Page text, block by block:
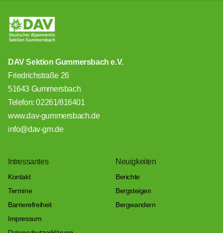
DAV Sektion Gummersbach e.V.
Friedrichstraße 26
51643 Gummersbach
Telefon: 02261/816401
www.dav-gummersbach.de
info@dav-gm.de
Intressantes
Kontakt
Termine
Barrierefreiheit
Impressum
Neuigkeiten
Berichte
Bergsteigen
Bergwandern